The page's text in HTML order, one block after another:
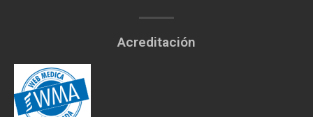
Acreditación